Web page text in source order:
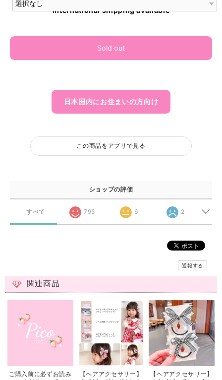
International shipping available
Sold out
日本国内にお住まいの方向け
この商品をアプリで見る
ショップの評価
すべて 795 6 2
通報する
関連商品
ご購入前に必ずお読み
【ヘアアクセサリー】
【ヘアアクセサリー】